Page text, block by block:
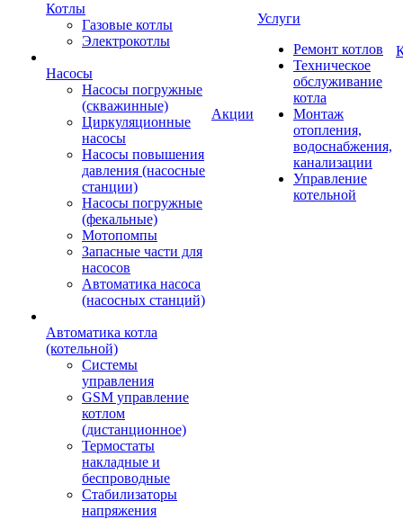
Котлы
Газовые котлы
Электрокотлы
Насосы
Насосы погружные
(скважинные)
Циркуляционные
насосы
Насосы повышения
давления (насосные
станции)
Насосы погружные
(фекальные)
Мотопомпы
Запасные части для
насосов
Автоматика насоса
(насосных станций)
Автоматика котла
(котельной)
Системы
управления
GSM управление
котлом
(дистанционное)
Термостаты
накладные и
беспроводные
Стабилизаторы
напряжения
Акции
Услуги
Ремонт котлов
Техническое
обслуживание
котла
Монтаж
отопления,
водоснабжения,
канализации
Управление
котельной